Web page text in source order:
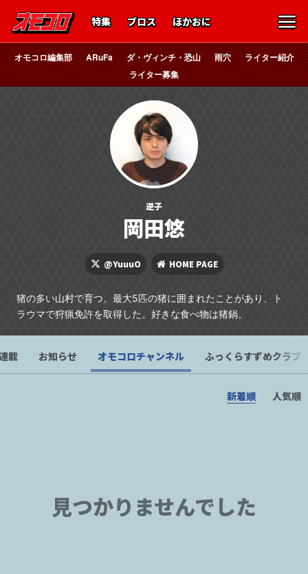
特集 ブロス ほかおに
オモコロ編集部 ARuFa ダ・ヴィンチ・恐山 雨穴
ライター紹介
ライター募集
逆子
岡田悠
@YuuuO HOME PAGE
猪の多い山村で育つ。最大5匹の猪に囲まれたことがあり、ト
ラウマで狩猟免許を取得した。好きな食べ物は猪鍋。
載 お知らせ オモコロチャンネル ふっくらすずめクラブ
新着順 人気順
見つかりませんでした